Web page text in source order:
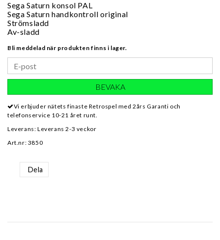
Sega Saturn konsol PAL
Sega Saturn handkontroll original
Strömsladd
Av-sladd
Bli meddelad när produkten finns i lager.
BEVAKA
Vi erbjuder nätets finaste Retrospel med 2års Garanti och
telefonservice 10-21 året runt.
Leverans: Leverans 2-3 veckor
Art.nr: 3850
Dela